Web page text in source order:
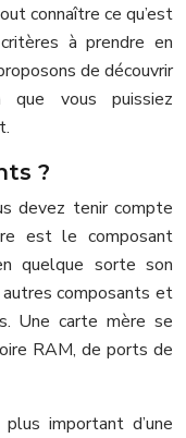
connaître ce qu’est
à prendre en
de découvrir
que vous puissiez
?
devez tenir compte
est le composant
quelque sorte son
composants et
Une carte mère se
RAM, de ports de
important d’une